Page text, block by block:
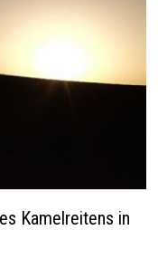
Kamelreitens in